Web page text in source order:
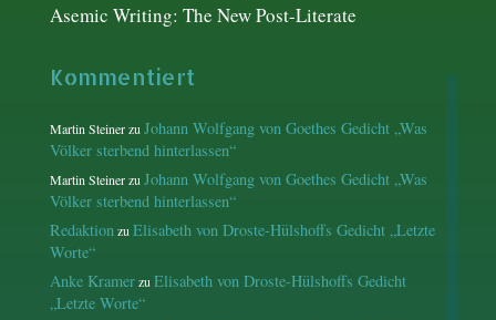
Asemic Writing: The New Post-Literate
Kommentiert
Martin SteinerzuJohann Wolfgang von Goethes Gedicht „Was
Völker sterbend hinterlassen“
Martin SteinerzuJohann Wolfgang von Goethes Gedicht „Was
Völker sterbend hinterlassen“
RedaktionzuElisabeth von Droste-Hülshoffs Gedicht „Letzte
Worte“
Anke KramerzuElisabeth von Droste-Hülshoffs Gedicht
„Letzte Worte“